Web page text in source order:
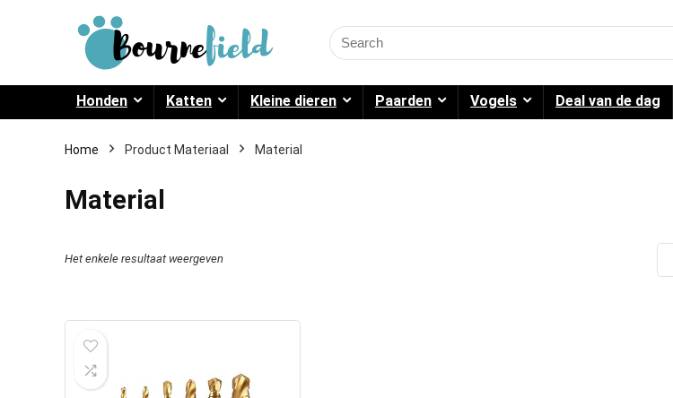
Search
for:
Honden Katten Kleine dieren Paarden Vogels Deal van de dag
Home Product Materiaal Material
Material
Het enkele resultaat weergeven